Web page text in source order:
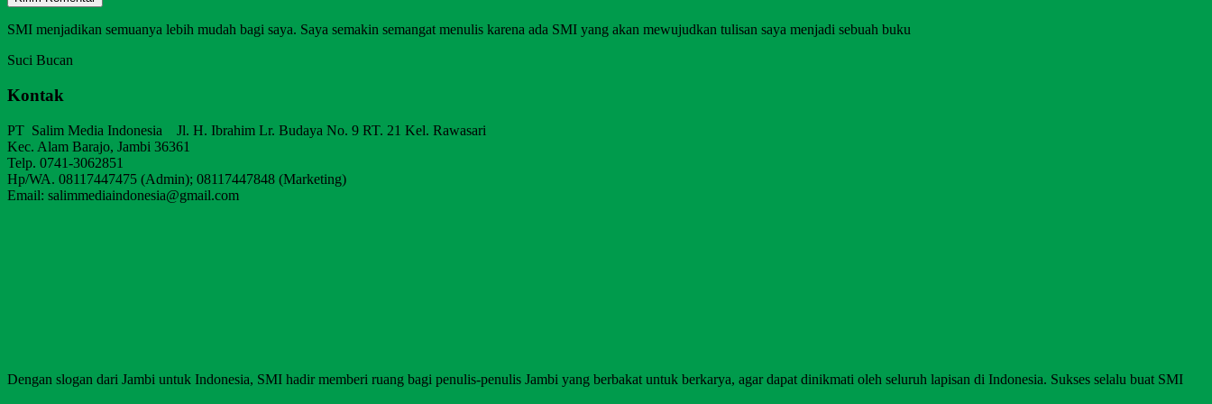
SMI menjadikan semuanya lebih mudah bagi saya. Saya semakin semangat menulis karena ada SMI yang akan mewujudkan tulisan saya menjadi sebuah buku
Suci Bucan
Kontak
PT Salim Media Indonesia Jl. H. Ibrahim Lr. Budaya No. 9 RT. 21 Kel. Rawasari
Kec. Alam Barajo, Jambi 36361
Telp. 0741-3062851
Hp/WA. 08117447475 (Admin); 08117447848 (Marketing)
Email: salimmediaindonesia@gmail.com
Dengan slogan dari Jambi untuk Indonesia, SMI hadir memberi ruang bagi penulis-penulis Jambi yang berbakat untuk berkarya, agar dapat dinikmati oleh seluruh lapisan di Indonesia. Sukses selalu buat SMI